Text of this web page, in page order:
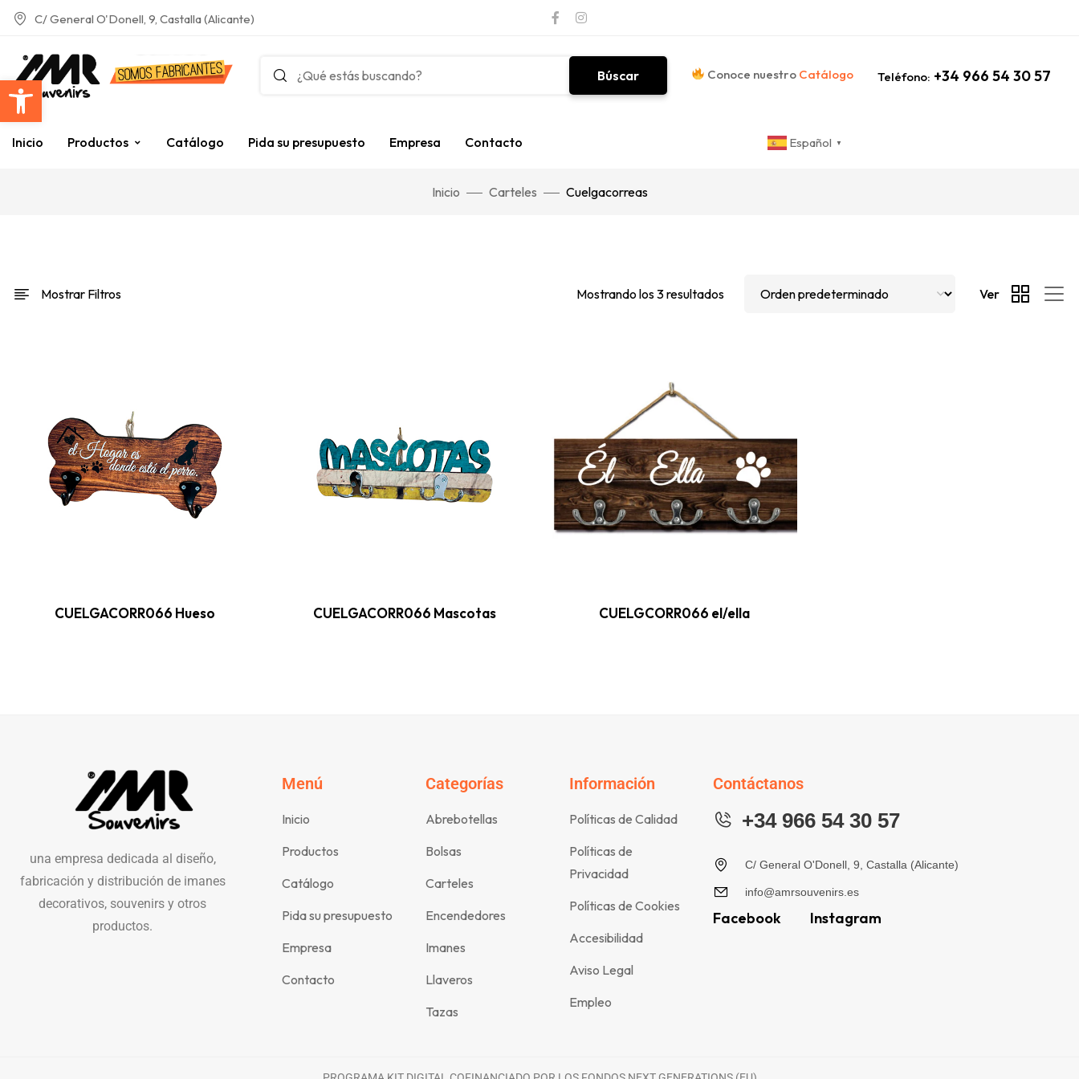
Abrir barra de herramientas
C/ General O'Donell, 9, Castalla (Alicante)
Búscar Conoce nuestro Catálogo Teléfono: +34 966 54 30 57
Inicio Productos Catálogo Pida su presupuesto Empresa Contacto Español ▼
Inicio Carteles Cuelgacorreas
Mostrar Filtros Mostrando los 3 resultados Ver
CUELGACORR066 Hueso CUELGACORR066 Mascotas CUELGCORR066 el/ella
una empresa dedicada al diseño,
fabricación y distribución de imanes
decorativos, souvenirs y otros
productos.
Menú
Inicio
Productos
Catálogo
Pida su presupuesto
Empresa
Contacto
Categorías
Abrebotellas
Bolsas
Carteles
Encendedores
Imanes
Llaveros
Tazas
Información
Políticas de Calidad
Políticas de
Privacidad
Políticas de Cookies
Accesibilidad
Aviso Legal
Empleo
Contáctanos
+34 966 54 30 57
C/ General O'Donell, 9, Castalla (Alicante)
info@amrsouvenirs.es
Facebook Instagram